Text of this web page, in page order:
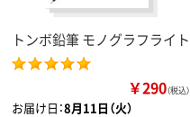
トンボ鉛筆 モノグラフライト
￥290（税込）
お届け日：8月11日（火）